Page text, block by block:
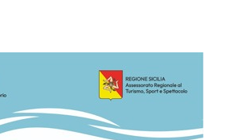
attivati. Anche quest’anno le iscrizioni al...